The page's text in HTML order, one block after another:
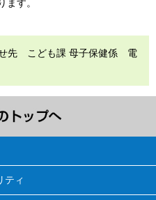
ます。
せ先 こども課 母子保健係 電
ティ